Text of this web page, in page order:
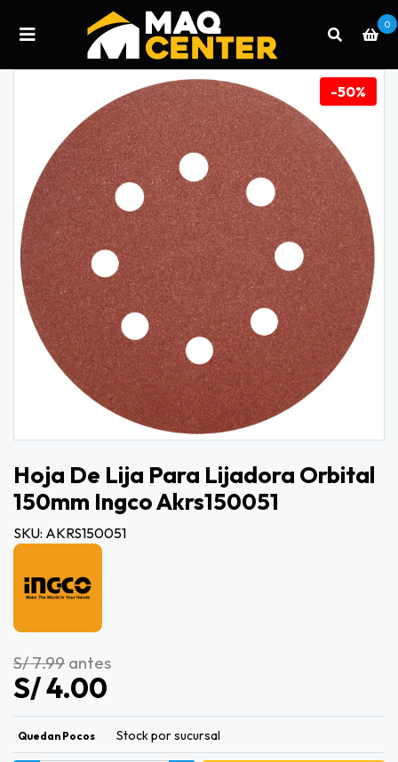
0
-50%
Hoja De Lija Para Lijadora Orbital
150mm Ingco Akrs150051
SKU: AKRS150051
S/ 7.99 antes
S/ 4.00
Quedan Pocos Stock por sucursal